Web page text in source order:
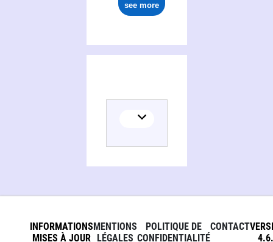
see more
INFORMATIONS
MISES À JOUR
MENTIONS
LÉGALES
POLITIQUE DE
CONFIDENTIALITÉ
CONTACT